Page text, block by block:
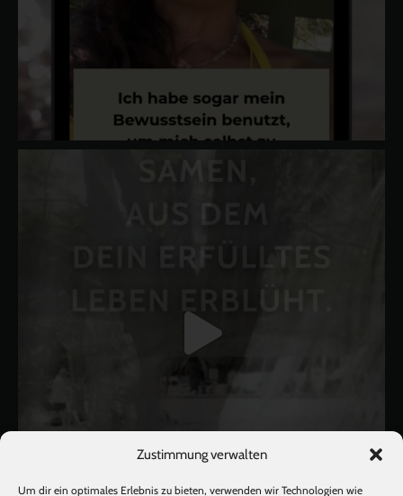
Zustimmung verwalten
Um dir ein optimales Erlebnis zu bieten, verwenden wir Technologien wie